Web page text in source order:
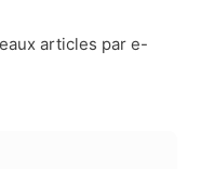
articles par e-